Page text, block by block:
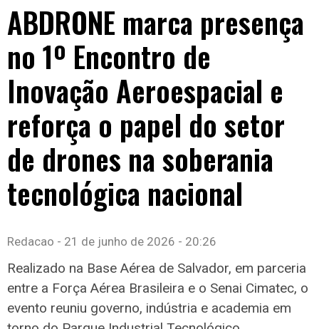
ABDRONE marca presença
no 1º Encontro de
Inovação Aeroespacial e
reforça o papel do setor
de drones na soberania
tecnológica nacional
Redacao 21 de junho de 2026 20:26
Realizado na Base Aérea de Salvador, em parceria
entre a Força Aérea Brasileira e o Senai Cimatec, o
evento reuniu governo, indústria e academia em